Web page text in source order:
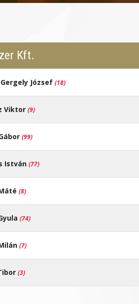
Kft.
József (18)
Viktor (9)
(99)
István (77)
(8)
(74)
(7)
(3)